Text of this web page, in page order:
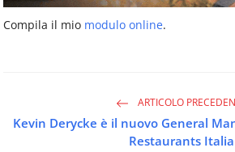
Compila il mio modulo online.
ARTICOLO
Kevin Derycke è il nuovo General
Restaurants Italia